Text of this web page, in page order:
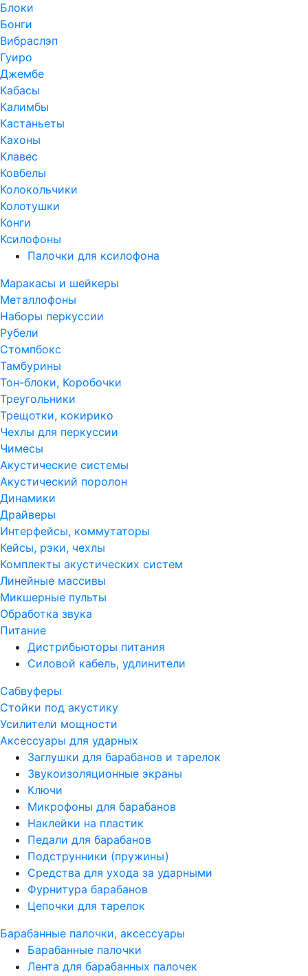
Блоки
Бонги
Вибраслэп
Гуиро
Джембе
Кабасы
Калимбы
Кастаньеты
Кахоны
Клавес
Ковбелы
Колокольчики
Колотушки
Конги
Ксилофоны
Палочки для ксилофона
Маракасы и шейкеры
Металлофоны
Наборы перкуссии
Рубели
Стомпбокс
Тамбурины
Тон-блоки, Коробочки
Треугольники
Трещотки, кокирико
Чехлы для перкуссии
Чимесы
Акустические системы
Акустический поролон
Динамики
Драйверы
Интерфейсы, коммутаторы
Кейсы, рэки, чехлы
Комплекты акустических систем
Линейные массивы
Микшерные пульты
Обработка звука
Питание
Дистрибьюторы питания
Силовой кабель, удлинители
Сабвуферы
Стойки под акустику
Усилители мощности
Аксессуары для ударных
Заглушки для барабанов и тарелок
Звукоизоляционные экраны
Ключи
Микрофоны для барабанов
Наклейки на пластик
Педали для барабанов
Подструнники (пружины)
Средства для ухода за ударными
Фурнитура барабанов
Цепочки для тарелок
Барабанные палочки, аксессуары
Барабанные палочки
Лента для барабанных палочек